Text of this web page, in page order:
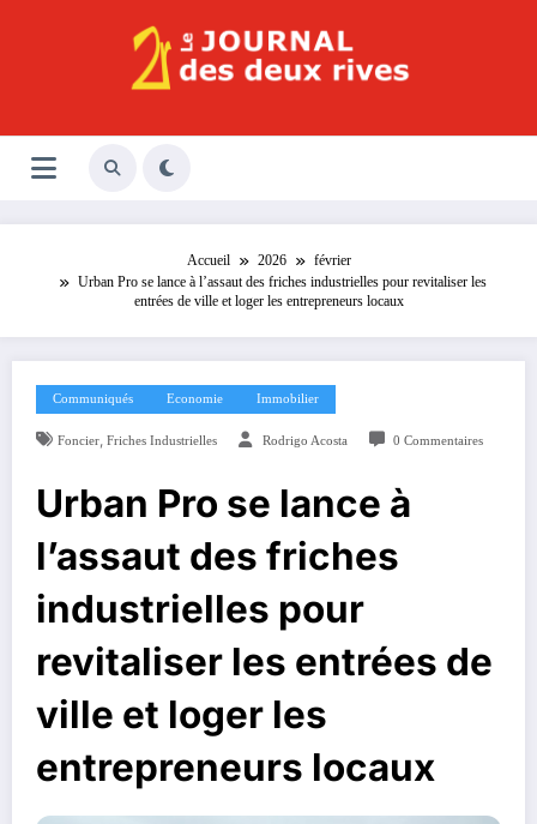
Le Journal des Deux Rives
Accueil 2026
février
Urban Pro se lance à l’assaut des friches industrielles pour revitaliser les
entrées de ville et loger les entrepreneurs locaux
Communiqués Economie Immobilier
Foncier, Friches Industrielles Rodrigo Acosta 0 Commentaires
Urban Pro se lance à
l’assaut des friches
industrielles pour
revitaliser les entrées de
ville et loger les
entrepreneurs locaux